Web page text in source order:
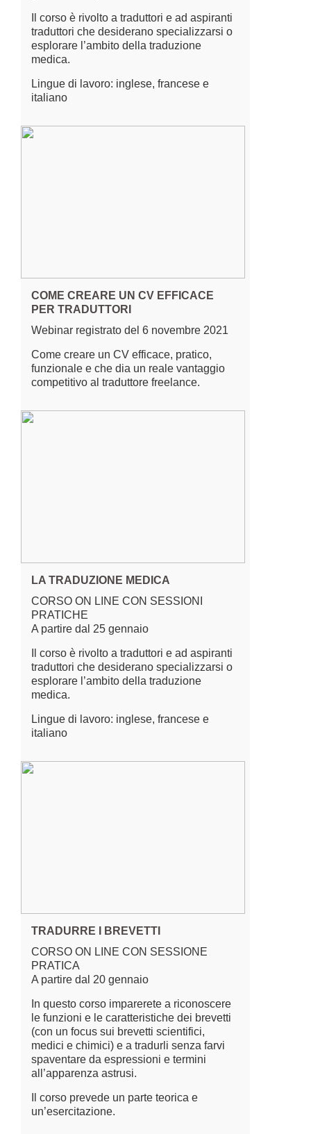
Il corso è rivolto a traduttori e ad aspiranti
traduttori che desiderano specializzarsi o
esplorare l’ambito della traduzione
medica.
Lingue di lavoro: inglese, francese e
italiano
COME CREARE UN CV EFFICACE
PER TRADUTTORI
Webinar registrato del 6 novembre 2021
Come creare un CV efficace, pratico,
funzionale e che dia un reale vantaggio
competitivo al traduttore freelance.
LA TRADUZIONE MEDICA
CORSO ON LINE CON SESSIONI
PRATICHE
A partire dal 25 gennaio
Il corso è rivolto a traduttori e ad aspiranti
traduttori che desiderano specializzarsi o
esplorare l’ambito della traduzione
medica.
Lingue di lavoro: inglese, francese e
italiano
TRADURRE I BREVETTI
CORSO ON LINE CON SESSIONE
PRATICA
A partire dal 20 gennaio
In questo corso imparerete a riconoscere
le funzioni e le caratteristiche dei brevetti
(con un focus sui brevetti scientifici,
medici e chimici) e a tradurli senza farvi
spaventare da espressioni e termini
all’apparenza astrusi.
Il corso prevede un parte teorica e
un’esercitazione.